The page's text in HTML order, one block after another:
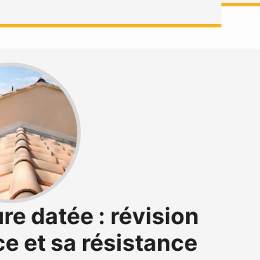
datée : révision
et sa résistance